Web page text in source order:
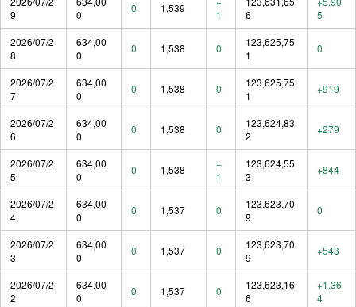
9
0
0 1,539
1
6
5
2026/07/2
8
634,00
0
0 1,538 0
123,625,75
1
0
2026/07/2
7
634,00
0
0 1,538 0
123,625,75
1
+919
2026/07/2
6
634,00
0
0 1,538 0
123,624,83
2
+279
2026/07/2
5
634,00
0
0 1,538
+
1
123,624,55
3
+844
2026/07/2
4
634,00
0
0 1,537 0
123,623,70
9
0
2026/07/2
3
634,00
0
0 1,537 0
123,623,70
9
+543
2026/07/2
2
634,00
0
0 1,537 0
123,623,16
6
+1,36
4